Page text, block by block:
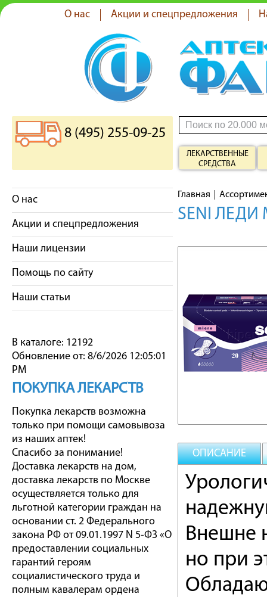
О нас Акции и спецпредложения
8 (495) 255-09-25
ЛЕКАРСТВЕННЫЕ
СРЕДСТВА
О нас
Акции и спецпредложения
Наши лицензии
Помощь по сайту
Наши статьи
В каталоге: 12192
Обновление от: 8/6/2026 12:05:01
PM
ПОКУПКА ЛЕКАРСТВ
Покупка лекарств возможна
только при помощи самовывоза
из наших аптек!
Спасибо за понимание!
Доставка лекарств на дом,
доставка лекарств по Москве
осуществляется только для
льготной категории граждан на
основании ст. 2 Федерального
закона РФ от 09.01.1997 N 5-ФЗ «О
предоставлении социальных
гарантий героям
социалистического труда и
полным кавалерам ордена
Главная
SENI
ОПИСАНИЕ
Внешне
но при